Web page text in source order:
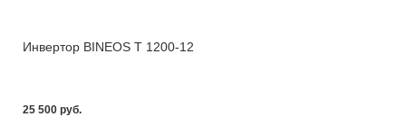
Инвертор BINEOS T 1200-12
25 500 pуб.